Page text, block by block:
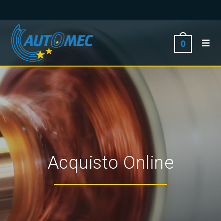
0
Acquisto Online